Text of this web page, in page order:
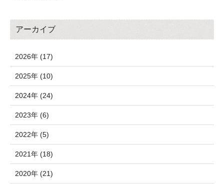
アーカイブ
2026年 (17)
2025年 (10)
2024年 (24)
2023年 (6)
2022年 (5)
2021年 (18)
2020年 (21)